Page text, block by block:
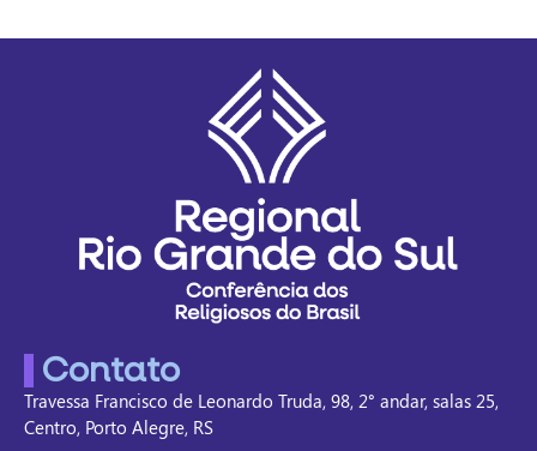
Contato
Travessa Francisco de Leonardo Truda, 98, 2° andar, salas 25,
Centro, Porto Alegre, RS